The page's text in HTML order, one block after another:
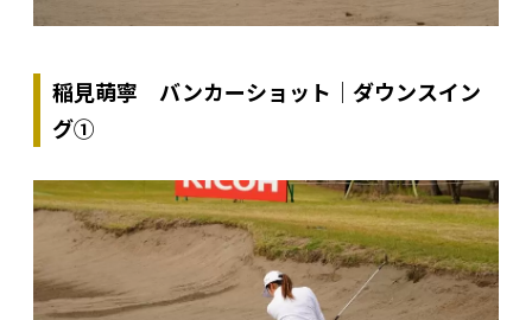
稲見萌寧 バンカーショット｜ダウンスイン
グ①